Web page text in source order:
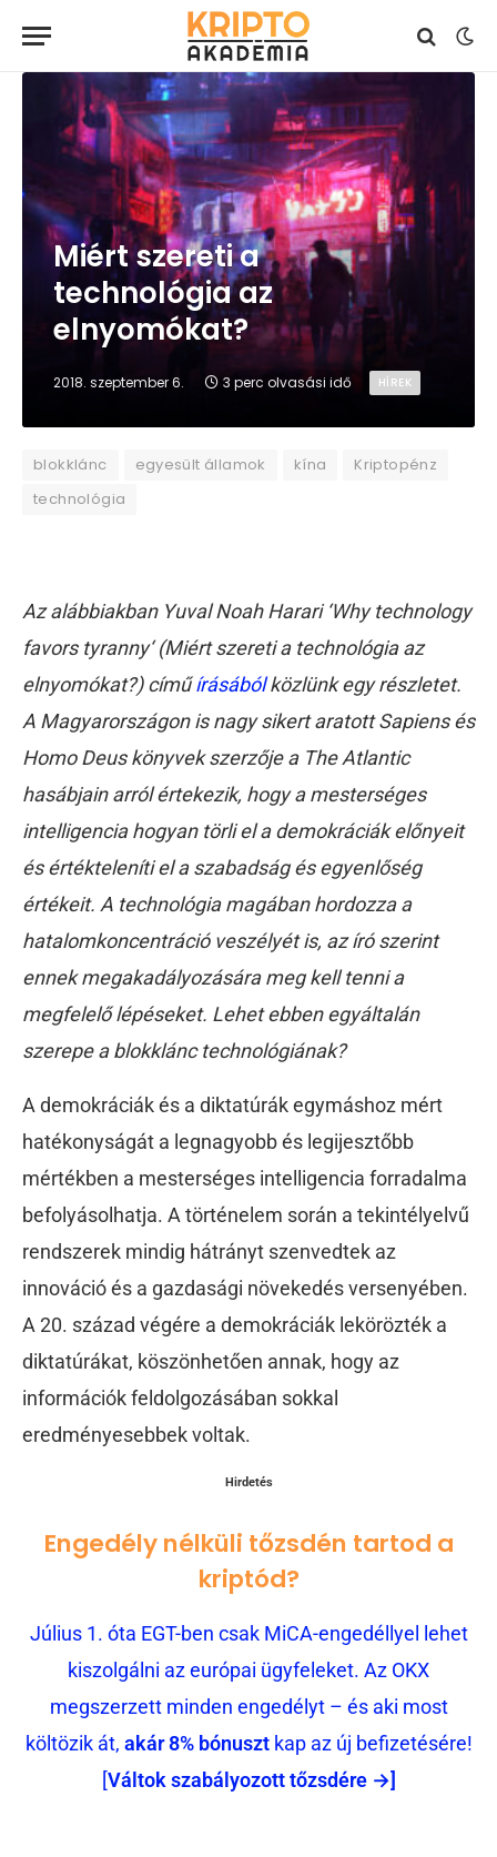
Miért szereti a
technológia az
elnyomókat?
2018. szeptember 6. 3 perc olvasási idő HÍREK
blokklánc egyesült államok kína
Kriptopénz
technológia
Az alábbiakban Yuval Noah Harari ‘Why technology
favors tyranny‘ (Miért szereti a technológia az
elnyomókat?) címűírásábólközlünk egy részletet.
A Magyarországon is nagy sikert aratott Sapiens és
Homo Deus könyvek szerzője a The Atlantic
hasábjain arról értekezik, hogy a mesterséges
intelligencia hogyan törli el a demokráciák előnyeit
és értékteleníti el a szabadság és egyenlőség
értékeit. A technológia magában hordozza a
hatalomkoncentráció veszélyét is, az író szerint
ennek megakadályozására meg kell tenni a
megfelelő lépéseket. Lehet ebben egyáltalán
szerepe a blokklánc technológiának?
A demokráciák és a diktatúrák egymáshoz mért
hatékonyságát a legnagyobb és legijesztőbb
mértékben a mesterséges intelligencia forradalma
befolyásolhatja. A történelem során a tekintélyelvű
rendszerek mindig hátrányt szenvedtek az
innováció és a gazdasági növekedés versenyében.
A 20. század végére a demokráciák lekörözték a
diktatúrákat, köszönhetően annak, hogy az
információk feldolgozásában sokkal
eredményesebbek voltak.
Hirdetés
Engedély nélküli tőzsdén tartod a
kriptód?
Július 1. óta EGT-ben csak MiCA-engedéllyel lehet
kiszolgálni az európai ügyfeleket. Az OKX
megszerzett minden engedélyt – és aki most
költözik át, akár 8% bónusztkap az új befizetésére!
[Váltok szabályozott tőzsdére →]